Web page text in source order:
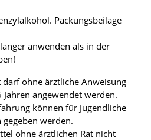
Packungsbeilage
anwenden als in der
ohne ärztliche Anweisung
angewendet werden.
können für Jugendliche
werden.
ohne ärztlichen Rat nicht